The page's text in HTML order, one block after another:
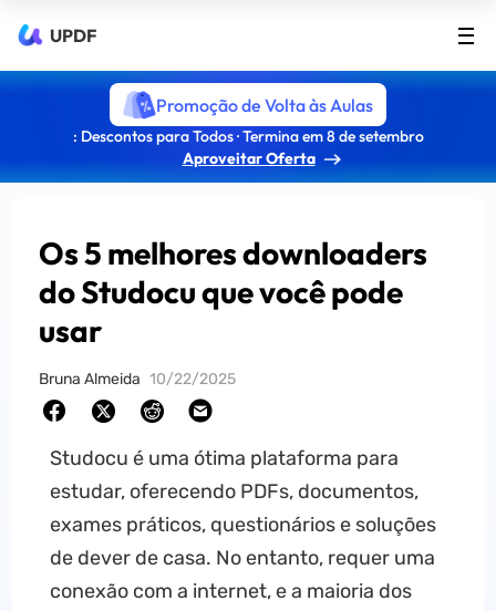
UPDF
Promoção de Volta às Aulas
: Descontos para Todos · Termina em 8 de setembro
Aproveitar Oferta
Os 5 melhores downloaders
do Studocu que você pode
usar
Bruna Almeida 10/22/2025
Studocu é uma ótima plataforma para
estudar, oferecendo PDFs, documentos,
exames práticos, questionários e soluções
de dever de casa. No entanto, requer uma
conexão com a internet, e a maioria dos